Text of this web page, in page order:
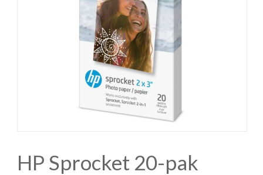
HP Sprocket 20-pak